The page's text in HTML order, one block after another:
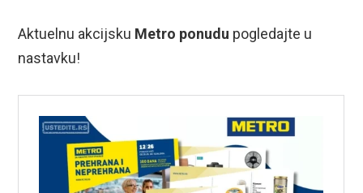
Aktuelnu akcijsku Metro ponudu pogledajte u
nastavku!